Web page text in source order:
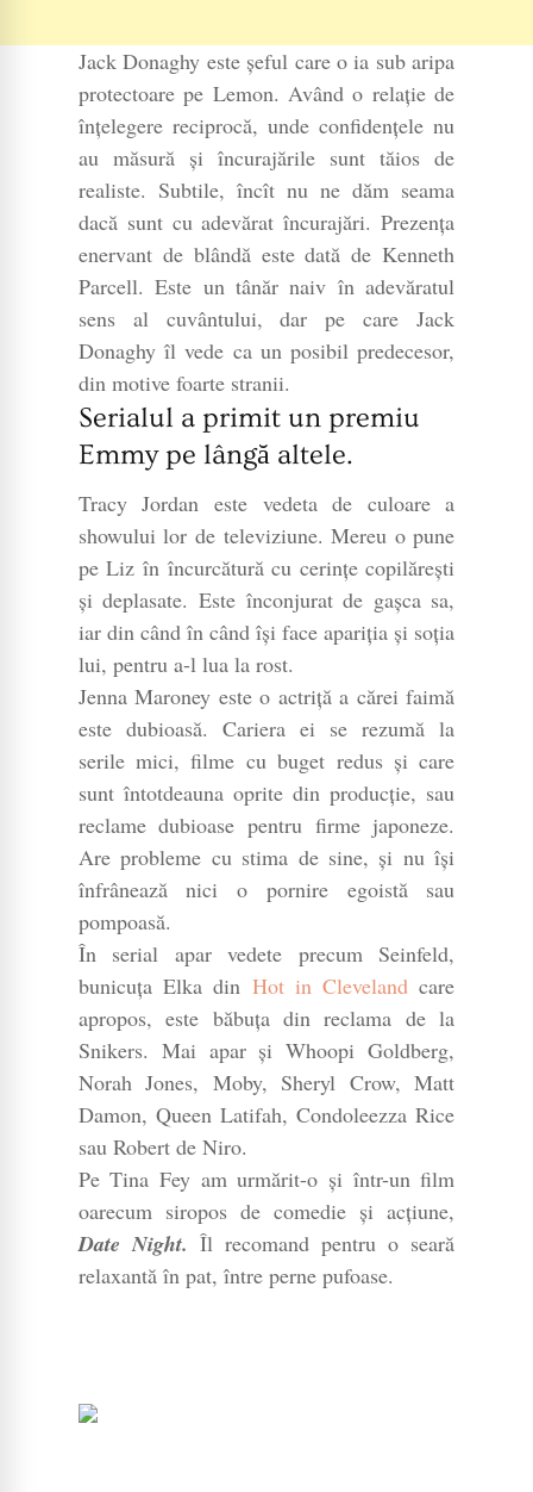
Jack Donaghy este șeful care o ia sub aripa
protectoare pe Lemon. Având o relație de
înțelegere reciprocă, unde confidențele nu
au măsură și încurajările sunt tăios de
realiste. Subtile, încît nu ne dăm seama
dacă sunt cu adevărat încurajări. Prezența
enervant de blândă este dată de Kenneth
Parcell. Este un tânăr naiv în adevăratul
sens al cuvântului, dar pe care Jack
Donaghy îl vede ca un posibil predecesor,
din motive foarte stranii.
Serialul a primit un premiu
Emmy pe lângă altele.
Tracy Jordan este vedeta de culoare a
showului lor de televiziune. Mereu o pune
pe Liz în încurcătură cu cerințe copilărești
și deplasate. Este înconjurat de gașca sa,
iar din când în când își face apariția și soția
lui, pentru a-l lua la rost.
Jenna Maroney este o actriță a cărei faimă
este dubioasă. Cariera ei se rezumă la
serile mici, filme cu buget redus și care
sunt întotdeauna oprite din producție, sau
reclame dubioase pentru firme japoneze.
Are probleme cu stima de sine, și nu își
înfrânează nici o pornire egoistă sau
pompoasă.
În serial apar vedete precum Seinfeld,
bunicuța Elka din Hot in Clevelandcare
apropos, este băbuța din reclama de la
Snikers. Mai apar și Whoopi Goldberg,
Norah Jones, Moby, Sheryl Crow, Matt
Damon, Queen Latifah, Condoleezza Rice
sau Robert de Niro.
Pe Tina Fey am urmărit-o și într-un film
oarecum siropos de comedie și acțiune,
Date Night. Îl recomand pentru o seară
relaxantă în pat, între perne pufoase.